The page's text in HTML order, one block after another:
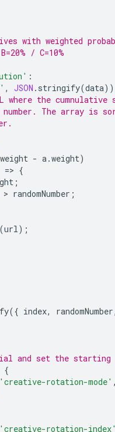
with weighted
/ C=10%
:
, JSON . stringify(data
the cumnulative
number. The array is
weight - a .weight)
=> {
;
> randomNumber ;
(url );
({ index, randomNumber
and set the
{
'creative-rotation-mode'
'creative-rotation-